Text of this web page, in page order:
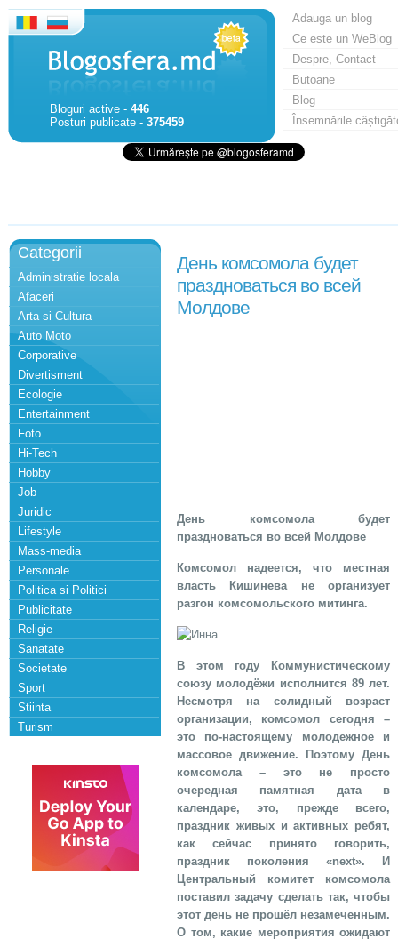
Bloguri active - 446
Posturi publicate - 375459
Adauga un blog
Ce este un WeBlog
Despre, Contact
Butoane
Blog
Însemnările
Categorii
Administratie locala
Afaceri
Arta si Cultura
Auto Moto
Corporative
Divertisment
Ecologie
Entertainment
Foto
Hi-Tech
Hobby
Job
Juridic
Lifestyle
Mass-media
Personale
Politica si Politici
Publicitate
Religie
Sanatate
Societate
Sport
Stiinta
Turism
День комсомола будет
праздноваться во всей
Молдове
День комсомола будет
праздноваться во всей Молдове
Комсомол надеется, что местная
власть Кишинева не организует
разгон комсомольского митинга.
В этом году Коммунистическому
союзу молодёжи исполнится 89 лет.
Несмотря на солидный возраст
организации, комсомол сегодня –
это по-настоящему молодежное и
массовое движение. Поэтому День
комсомола – это не просто
очередная памятная дата в
календаре, это, прежде всего,
праздник живых и активных ребят,
как сейчас принято говорить,
праздник поколения «next». И
Центральный комитет комсомола
поставил задачу сделать так, чтобы
этот день не прошёл незамеченным.
О том, какие мероприятия ожидают